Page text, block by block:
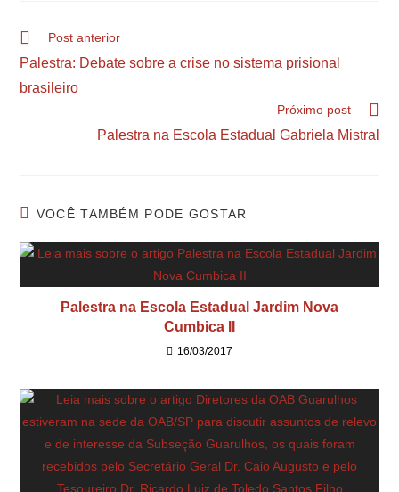
Post anterior
Palestra: Debate sobre a crise no sistema prisional
brasileiro
Próximo post
Palestra na Escola Estadual Gabriela Mistral
VOCÊ TAMBÉM PODE GOSTAR
Palestra na Escola Estadual Jardim Nova
Cumbica II
16/03/2017